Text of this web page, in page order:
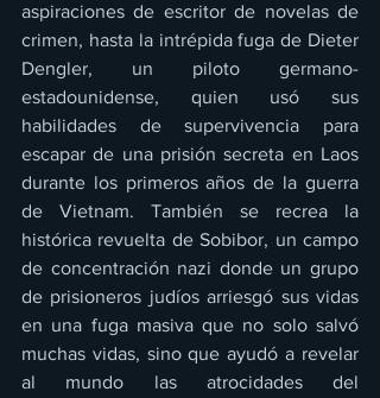
aspiraciones de escritor de novelas de
crimen, hasta la intrépida fuga de Dieter
Dengler, un piloto germano-
estadounidense, quien usó sus
habilidades de supervivencia para
escapar de una prisión secreta en Laos
durante los primeros años de la guerra
de Vietnam. También se recrea la
histórica revuelta de Sobibor, un campo
de concentración nazi donde un grupo
de prisioneros judíos arriesgó sus vidas
en una fuga masiva que no solo salvó
muchas vidas, sino que ayudó a revelar
al mundo las atrocidades del